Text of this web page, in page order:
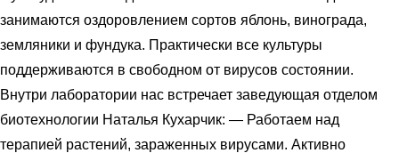
занимаются оздоровлением сортов яблонь, винограда,
земляники и фундука. Практически все культуры
поддерживаются в свободном от вирусов состоянии.
Внутри лаборатории нас встречает заведующая отделом
биотехнологии Наталья Кухарчик: — Работаем над
терапией растений, зараженных вирусами. Активно